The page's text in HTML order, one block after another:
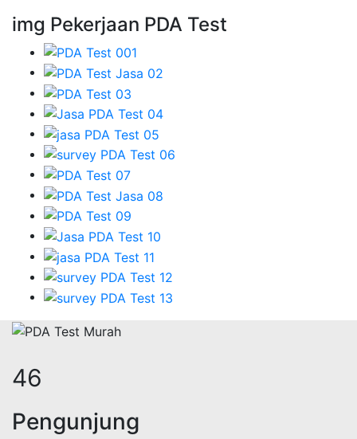
img Pekerjaan PDA Test
57
Pengunjung